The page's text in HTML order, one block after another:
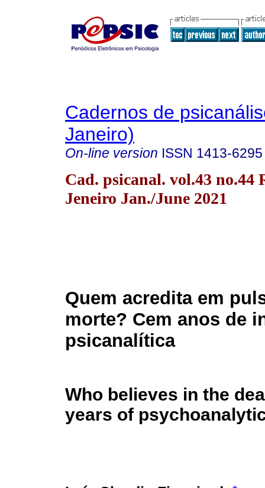
Cadernos de
Janeiro)
On-line version ISSN 1413-6295
Cad. psicanal. vol.43 no.44
Jeneiro Jan./June 2021
Quem acredita em
morte? Cem anos de
psicanalítica
Who believes in the
years of